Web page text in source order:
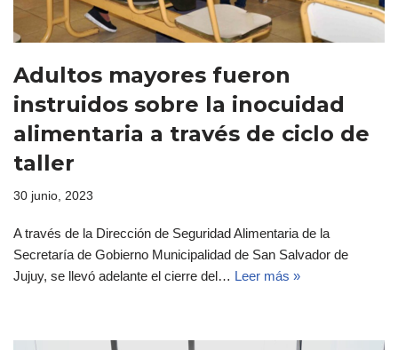
Adultos mayores fueron
instruidos sobre la inocuidad
alimentaria a través de ciclo de
taller
30 junio, 2023
A través de la Dirección de Seguridad Alimentaria de la
Secretaría de Gobierno Municipalidad de San Salvador de
Jujuy, se llevó adelante el cierre del… Leer más »